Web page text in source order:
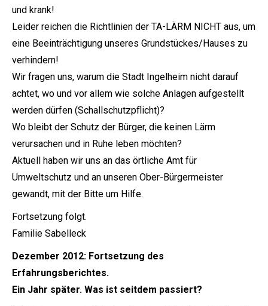
und krank!
Leider reichen die Richtlinien der TA-LÄRM NICHT aus, um
eine Beeinträchtigung unseres Grundstückes/Hauses zu
verhindern!
Wir fragen uns, warum die Stadt Ingelheim nicht darauf
achtet, wo und vor allem wie solche Anlagen aufgestellt
werden dürfen (Schallschutzpflicht)?
Wo bleibt der Schutz der Bürger, die keinen Lärm
verursachen und in Ruhe leben möchten?
Aktuell haben wir uns an das örtliche Amt für
Umweltschutz und an unseren Ober-Bürgermeister
gewandt, mit der Bitte um Hilfe.
Fortsetzung folgt.
Familie Sabelleck
Dezember 2012: Fortsetzung des
Erfahrungsberichtes.
Ein Jahr später. Was ist seitdem passiert?